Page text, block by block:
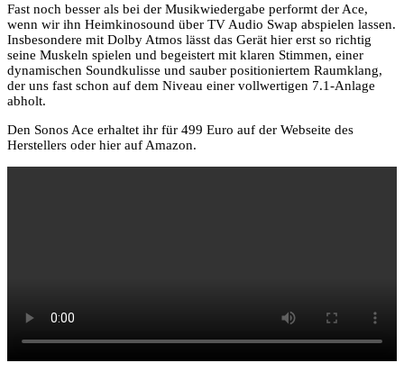
Fast noch besser als bei der Musikwiedergabe performt der Ace,
wenn wir ihn Heimkinosound über TV Audio Swap abspielen lassen.
Insbesondere mit Dolby Atmos lässt das Gerät hier erst so richtig
seine Muskeln spielen und begeistert mit klaren Stimmen, einer
dynamischen Soundkulisse und sauber positioniertem Raumklang,
der uns fast schon auf dem Niveau einer vollwertigen 7.1-Anlage
abholt.
Den Sonos Ace erhaltet ihr für 499 Euro auf der Webseite des
Herstellers oder hier auf Amazon.